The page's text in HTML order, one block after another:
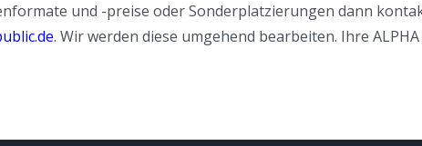
und -preise oder Sonderplatzierungen dann
. Wir werden diese umgehend bearbeiten. Ihre